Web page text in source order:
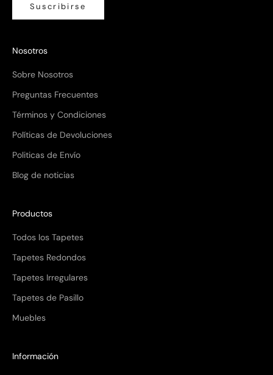
Suscribirse
Nosotros
Sobre Nosotros
Preguntas Frecuentes
Términos y Condiciones
Políticas de Devoluciones
Politicas de Envío
Blog de noticias
Productos
Todos los Tapetes
Tapetes Redondos
Tapetes Irregulares
Tapetes de Pasillo
Muebles
Información